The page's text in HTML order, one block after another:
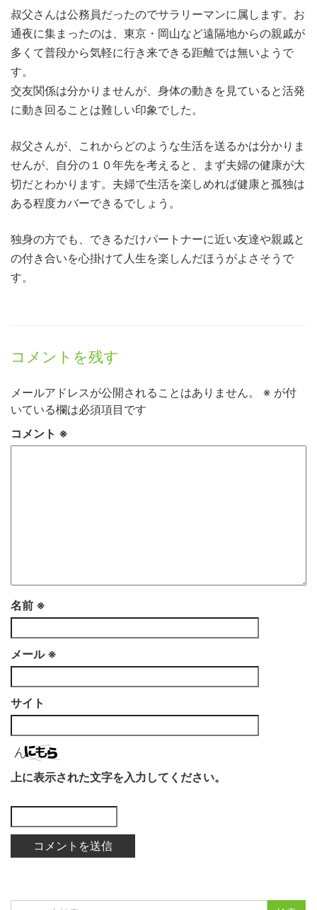
叔父さんは公務員だったのでサラリーマンに属します。お
通夜に集まったのは、東京・岡山など遠隔地からの親戚が
多くて普段から気軽に行き来できる距離では無いようで
す。
交友関係は分かりませんが、身体の動きを見ていると活発
に動き回ることは難しい印象でした。
叔父さんが、これからどのような生活を送るかは分かりま
せんが、自分の１０年先を考えると、まず夫婦の健康が大
切だとわかります。夫婦で生活を楽しめれば健康と孤独は
ある程度カバーできるでしょう。
独身の方でも、できるだけパートナーに近い友達や親戚と
の付き合いを心掛けて人生を楽しんだほうがよさそうで
す。
コメントを残す
メールアドレスが公開されることはありません。 ※ が付
いている欄は必須項目です
コメント ※
名前 ※
メール ※
サイト
上に表示された文字を入力してください。